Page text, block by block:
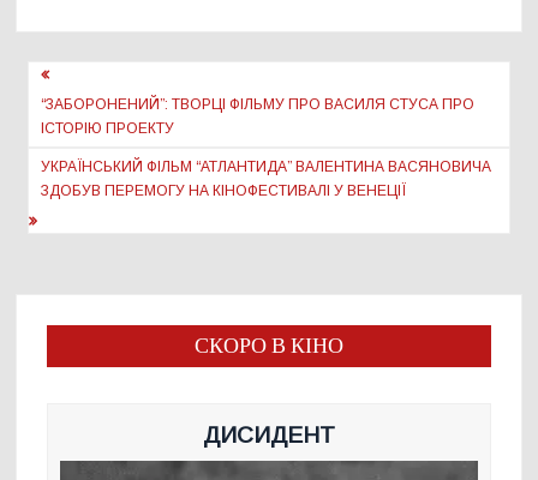
Навігація
записів
“ЗАБОРОНЕНИЙ”: ТВОРЦІ ФІЛЬМУ ПРО ВАСИЛЯ СТУСА ПРО
ІСТОРІЮ ПРОЕКТУ
УКРАЇНСЬКИЙ ФІЛЬМ “АТЛАНТИДА” ВАЛЕНТИНА ВАСЯНОВИЧА
ЗДОБУВ ПЕРЕМОГУ НА КІНОФЕСТИВАЛІ У ВЕНЕЦІЇ
СКОРО В КІНО
ДИСИДЕНТ